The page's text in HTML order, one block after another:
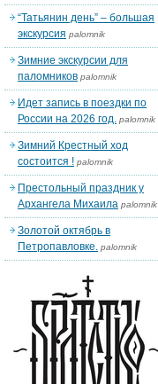
“Татьянин день” – большая
экскурсия palomnik
Зимние экскурсии для
паломников palomnik
Идет запись в поездки по
России на 2026 год. palomnik
Зимний Крестный ход
состоится ! palomnik
Престольный праздник у
Архангела Михаила palomnik
Золотой октябрь в
Петропавловке. palomnik